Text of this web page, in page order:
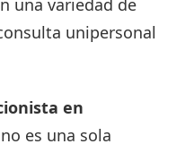
una variedad de
unipersonal
en
es una sola